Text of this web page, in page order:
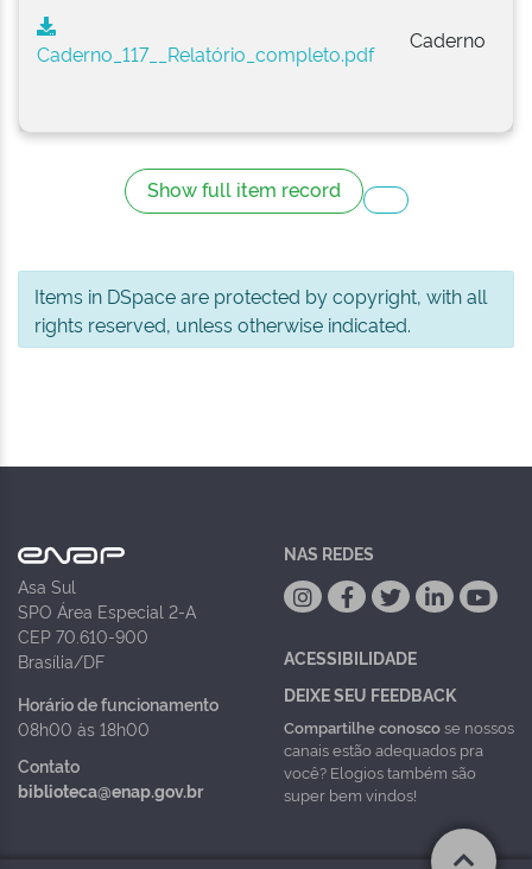
Caderno_117__Relatório_completo.pdf
Caderno
Show full item record
Items in DSpace are protected by copyright, with all
rights reserved, unless otherwise indicated.
Asa Sul
SPO Área Especial 2-A
CEP 70.610-900
Brasília/DF
Horário de funcionamento
08h00 às 18h00
Contato
biblioteca@enap.gov.br
NAS REDES
ACESSIBILIDADE
DEIXE SEU FEEDBACK
Compartilhe conoscose nossos
canais estão adequados pra
você? Elogios também são
super bem vindos!